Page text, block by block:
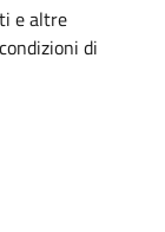
e altre
di